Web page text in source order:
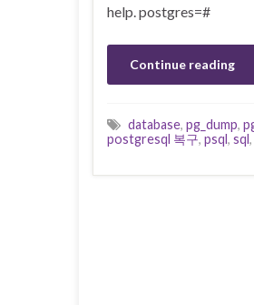
help. postgres=#
Continue reading
database, pg_dump,
postgresql 복구, psql, sql,